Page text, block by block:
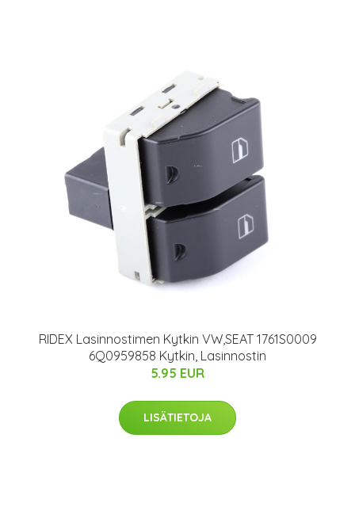
RIDEX Lasinnostimen Kytkin VW,SEAT 1761S0009
6Q0959858 Kytkin, Lasinnostin
5.95 EUR
LISÄTIETOJA